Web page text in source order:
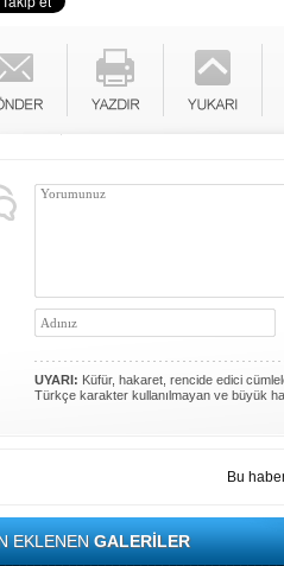
UYARI: Küfür, hakaret, rencide edici
Türkçe karakter kullanılmayan ve büyük
Bu
EKLENENGALERİLER